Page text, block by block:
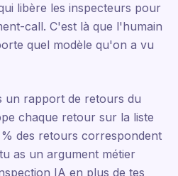
libère les inspecteurs pour
call. C'est là que l'humain
quel modèle qu'on a vu
un rapport de retours du
chaque retour sur la liste
des retours correspondent
as un argument métier
IA en plus de tes